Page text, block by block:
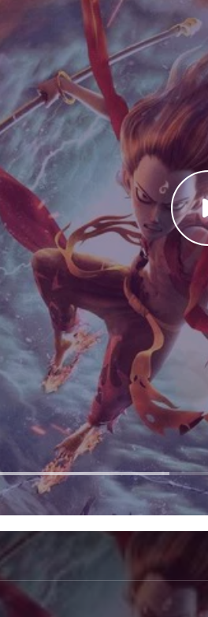
Subtitrat în română complet” „Film
„Vizionare Ne Zha 2019
de filme. Selectează
la gură! 💥 Concluzie Ne Zha
cine vrei să fii, chiar și atunci
un mesaj universal, Ne Zha 2019
cum un copil destinat